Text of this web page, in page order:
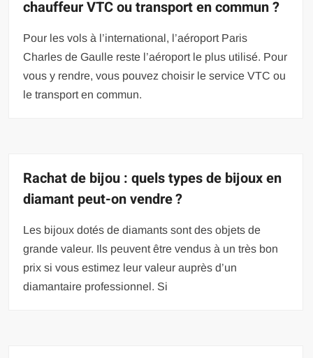
chauffeur VTC ou transport en commun ?
Pour les vols à l’international, l’aéroport Paris
Charles de Gaulle reste l’aéroport le plus utilisé. Pour
vous y rendre, vous pouvez choisir le service VTC ou
le transport en commun.
Rachat de bijou : quels types de bijoux en
diamant peut-on vendre ?
Les bijoux dotés de diamants sont des objets de
grande valeur. Ils peuvent être vendus à un très bon
prix si vous estimez leur valeur auprès d’un
diamantaire professionnel. Si